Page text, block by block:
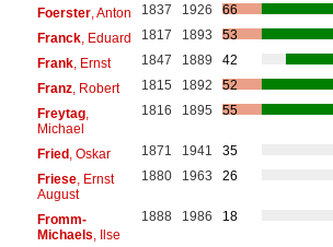
Foerster, Anton 1837 1926
66
Franck, Eduard 1817 1893
53
Frank, Ernst 1847 1889
42
Franz, Robert 1815 1892
52
Freytag,
Michael
1816 1895 55
Fried, Oskar 1871 1941
35
Friese, Ernst
August
1880 1963 26
Fromm-
Michaels , Ilse
1888 1986 18